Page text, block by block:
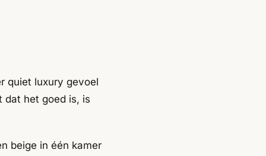
quiet luxury gevoel
dat het goed is, is
beige in één kamer